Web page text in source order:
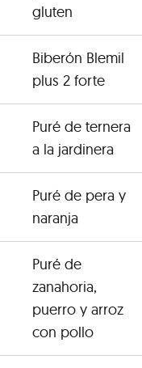
gluten
Biberón Blemil
plus 2 forte
Puré de ternera
a la jardinera
Puré de pera y
naranja
Puré de
zanahoria,
puerro y arroz
con pollo